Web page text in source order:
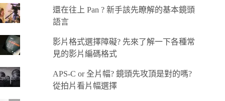
還在往上 Pan ? 新手該先瞭解的基本鏡頭
語言
影片格式選擇障礙? 先來了解一下各種常
見的影片編碼格式
APS-C or 全片幅? 鏡頭先攻頂是對的嗎?
從拍片看片幅選擇